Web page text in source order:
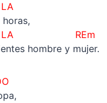
REm
hombre y mujer.